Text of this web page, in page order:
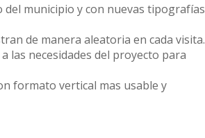
municipio y con nuevas tipografías
de manera aleatoria en cada visita.
las necesidades del proyecto para
formato vertical mas usable y